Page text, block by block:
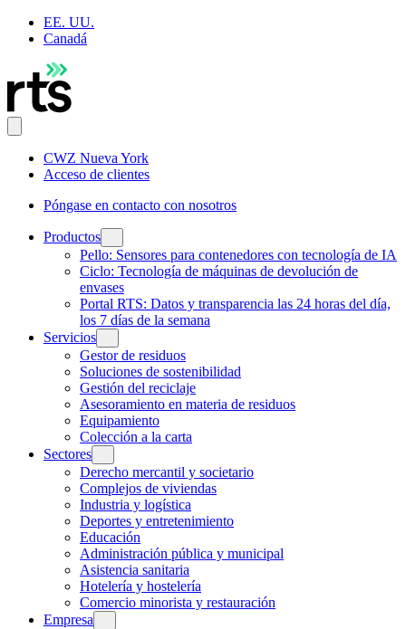
EE. UU.
Canadá
CWZ Nueva York
Acceso de clientes
Póngase en contacto con nosotros
Productos
Pello: Sensores para contenedores con tecnología de IA
Ciclo: Tecnología de máquinas de devolución de
envases
Portal RTS: Datos y transparencia las 24 horas del día,
los 7 días de la semana
Servicios
Gestor de residuos
Soluciones de sostenibilidad
Gestión del reciclaje
Asesoramiento en materia de residuos
Equipamiento
Colección a la carta
Sectores
Derecho mercantil y societario
Complejos de viviendas
Industria y logística
Deportes y entretenimiento
Educación
Administración pública y municipal
Asistencia sanitaria
Hotelería y hostelería
Comercio minorista y restauración
Empresa